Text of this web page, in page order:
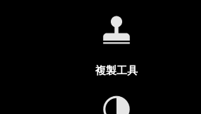
複製工具